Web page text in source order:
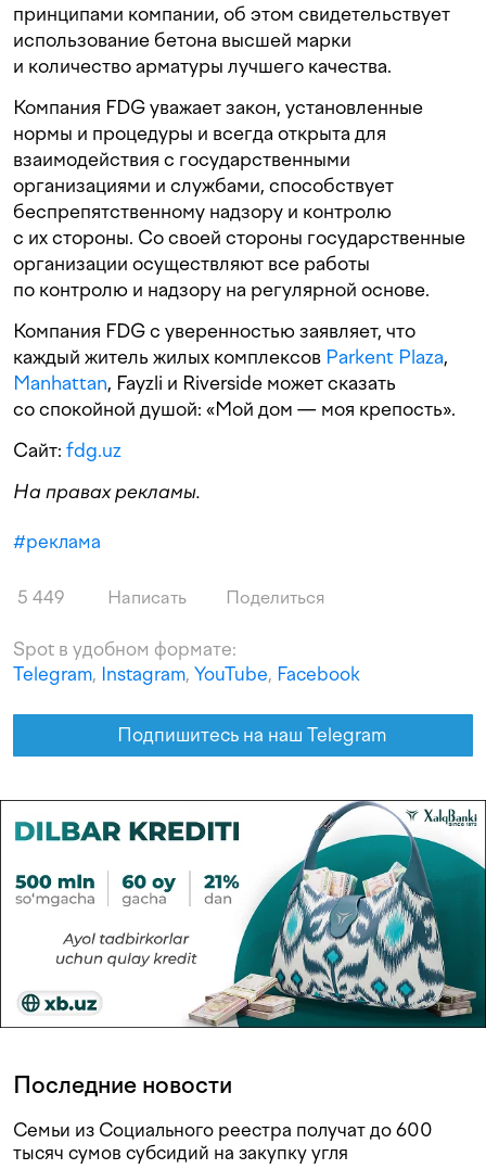
принципами компании, об этом свидетельствует
использование бетона высшей марки
и количество арматуры лучшего качества.
Компания FDG уважает закон, установленные
нормы и процедуры и всегда открыта для
взаимодействия с государственными
организациями и службами, способствует
беспрепятственному надзору и контролю
с их стороны. Со своей стороны государственные
организации осуществляют все работы
по контролю и надзору на регулярной основе.
Компания FDG с уверенностью заявляет, что
каждый житель жилых комплексов Parkent Plaza,
Manhattan, Fayzli и Riverside может сказать
со спокойной душой: «Мой дом — моя крепость».
Сайт: fdg.uz
На правах рекламы.
#реклама
5 449 Написать Поделиться
Spot в удобном формате:
Telegram, Instagram, YouTube, Facebook
Подпишитесь на наш Telegram
Последние новости
Семьи из Социального реестра получат до 600
тысяч сумов субсидий на закупку угля